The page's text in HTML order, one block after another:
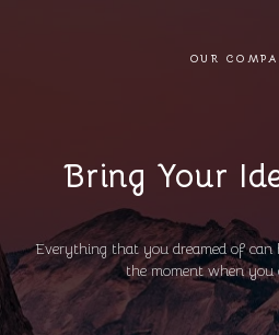
OUR
Bring Your
Everything that you dreamed of
the moment when you